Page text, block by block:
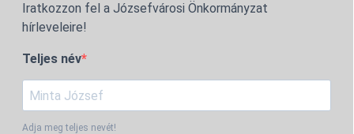
Iratkozzon fel a Józsefvárosi Önkormányzat
hírleveleire!
Teljes név
Adja meg teljes nevét!